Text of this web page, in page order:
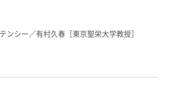
ンシー／有村久春［東京聖栄大学教授］